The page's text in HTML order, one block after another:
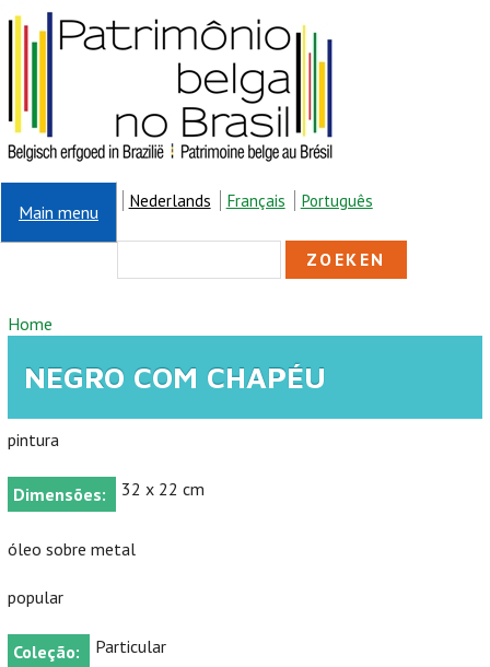
Overslaan en naar de inhoud gaan
Main menu
Nederlands Français Português
ZOEKVELD
U BENT HIER
Home
NEGRO COM CHAPÉU
pintura
Dimensões: 32 x 22 cm
óleo sobre metal
popular
Coleção: Particular